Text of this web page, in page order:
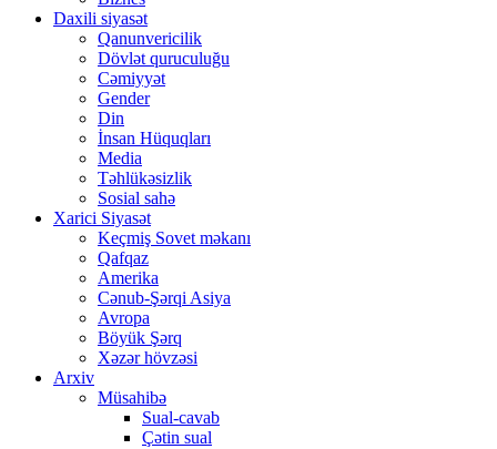
Daxili siyasət
Qanunvericilik
Dövlət quruculuğu
Cəmiyyət
Gender
Din
İnsan Hüquqları
Media
Təhlükəsizlik
Sosial sahə
Xarici Siyasət
Keçmiş Sovet məkanı
Qafqaz
Amerika
Cənub-Şərqi Asiya
Avropa
Böyük Şərq
Xəzər hövzəsi
Arxiv
Müsahibə
Sual-cavab
Çətin sual